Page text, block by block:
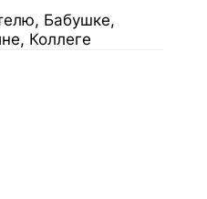
Бабушке,
Коллеге